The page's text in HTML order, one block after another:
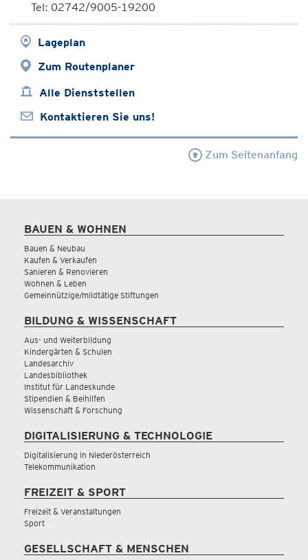
Tel: 02742/9005-19200
Lageplan
Zum Routenplaner
Alle Dienststellen
Kontaktieren Sie uns!
Zum Seitenanfang
BAUEN & WOHNEN
Bauen & Neubau
Kaufen & Verkaufen
Sanieren & Renovieren
Wohnen & Leben
Gemeinnützige/mildtätige Stiftungen
BILDUNG & WISSENSCHAFT
Aus- und Weiterbildung
Kindergärten & Schulen
Landesarchiv
Landesbibliothek
Institut für Landeskunde
Stipendien & Beihilfen
Wissenschaft & Forschung
DIGITALISIERUNG & TECHNOLOGIE
Digitalisierung in Niederösterreich
Telekommunikation
FREIZEIT & SPORT
Freizeit & Veranstaltungen
Sport
GESELLSCHAFT & MENSCHEN